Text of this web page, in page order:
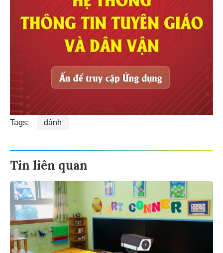
Tags: đánh
Tin liên quan